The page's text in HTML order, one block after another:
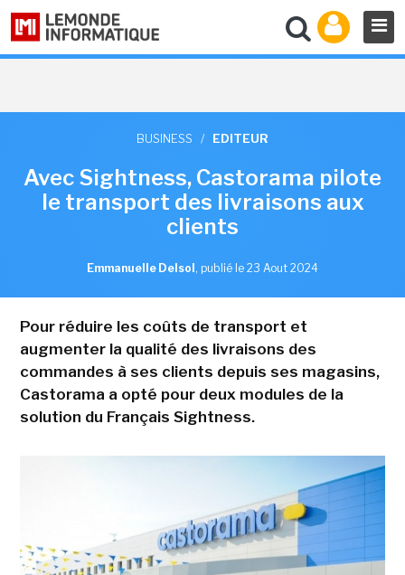
BUSINESS / EDITEUR
Avec Sightness, Castorama pilote
le transport des livraisons aux
clients
Emmanuelle Delsol , publié le 23 Aout 2024
Pour réduire les coûts de transport et
augmenter la qualité des livraisons des
commandes à ses clients depuis ses magasins,
Castorama a opté pour deux modules de la
solution du Français Sightness.